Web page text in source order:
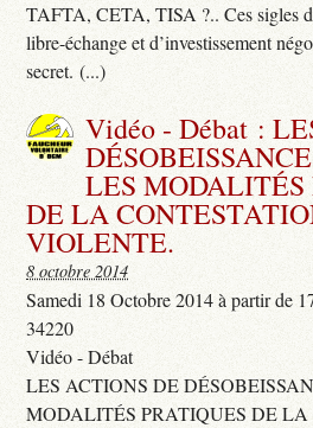
TAFTA, CETA, TISA ?.. Ces sigles
libre-échange et d’investissement
secret. (...)
Vidéo - Débat :
LES MODALITÉS
DE LA
VIOLENTE.
8 octobre 2014
Samedi 18 Octobre 2014 à partir de
34220
Vidéo - Débat
LES ACTIONS DE
MODALITÉS PRATIQUES DE